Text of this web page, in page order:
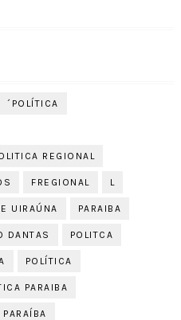
´POLÍTICA
REGIONAL
FREGIONAL L
UIRAÚNA PARAIBA
DANTAS POLITCA
POLÍTICA
PARAIBA